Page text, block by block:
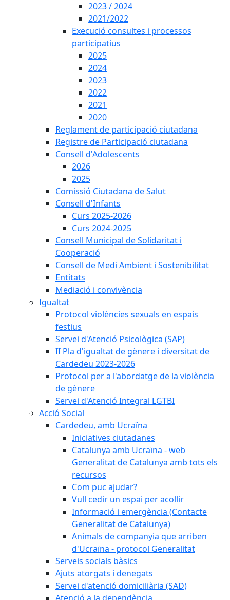
2023 / 2024
2021/2022
Execució consultes i processos
participatius
2025
2024
2023
2022
2021
2020
Reglament de participació ciutadana
Registre de Participació ciutadana
Consell d'Adolescents
2026
2025
Comissió Ciutadana de Salut
Consell d'Infants
Curs 2025-2026
Curs 2024-2025
Consell Municipal de Solidaritat i
Cooperació
Consell de Medi Ambient i Sostenibilitat
Entitats
Mediació i convivència
Igualtat
Protocol violències sexuals en espais
festius
Servei d'Atenció Psicològica (SAP)
II Pla d'igualtat de gènere i diversitat de
Cardedeu 2023-2026
Protocol per a l'abordatge de la violència
de gènere
Servei d'Atenció Integral LGTBI
Acció Social
Cardedeu, amb Ucraïna
Iniciatives ciutadanes
Catalunya amb Ucraïna - web
Generalitat de Catalunya amb tots els
recursos
Com puc ajudar?
Vull cedir un espai per acollir
Informació i emergència (Contacte
Generalitat de Catalunya)
Animals de companyia que arriben
d'Ucraïna - protocol Generalitat
Serveis socials bàsics
Ajuts atorgats i denegats
Servei d'atenció domiciliària (SAD)